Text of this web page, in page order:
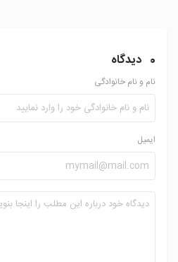
0 دیدگاه
نام و نام خانوادگی
ایمیل